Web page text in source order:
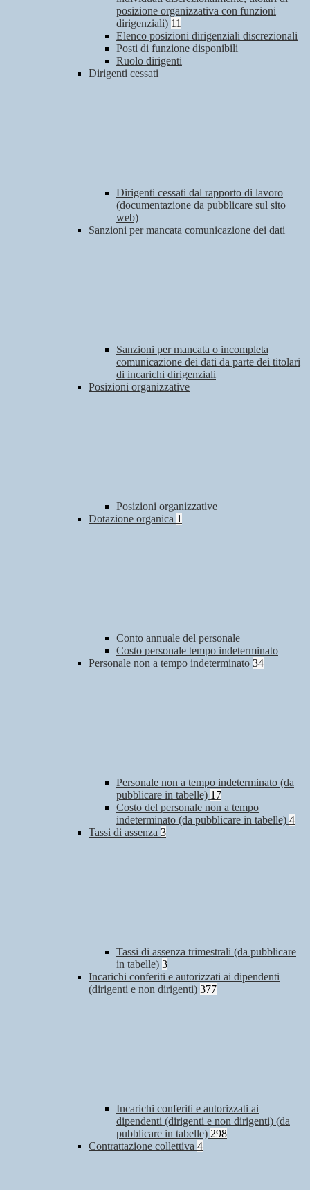
posizione organizzativa con funzioni
dirigenziali) 11
Elenco posizioni dirigenziali discrezionali
Posti di funzione disponibili
Ruolo dirigenti
Dirigenti cessati
Dirigenti cessati dal rapporto di lavoro
(documentazione da pubblicare sul sito
web)
Sanzioni per mancata comunicazione dei dati
Sanzioni per mancata o incompleta
comunicazione dei dati da parte dei titolari
di incarichi dirigenziali
Posizioni organizzative
Posizioni organizzative
Dotazione organica 1
Conto annuale del personale
Costo personale tempo indeterminato
Personale non a tempo indeterminato 34
Personale non a tempo indeterminato (da
pubblicare in tabelle) 17
Costo del personale non a tempo
indeterminato (da pubblicare in tabelle) 4
Tassi di assenza 3
Tassi di assenza trimestrali (da pubblicare
in tabelle) 3
Incarichi conferiti e autorizzati ai dipendenti
(dirigenti e non dirigenti) 377
Incarichi conferiti e autorizzati ai
dipendenti (dirigenti e non dirigenti) (da
pubblicare in tabelle) 298
Contrattazione collettiva 4